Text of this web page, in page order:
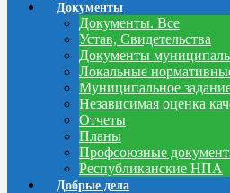
Документы
Документы. Все
Устав, Свидетельства
Документы
Локальные
Муниципальное
Независимая оценка
Отчеты
Планы
Профсоюзные
Республиканские НПА
Добрые дела